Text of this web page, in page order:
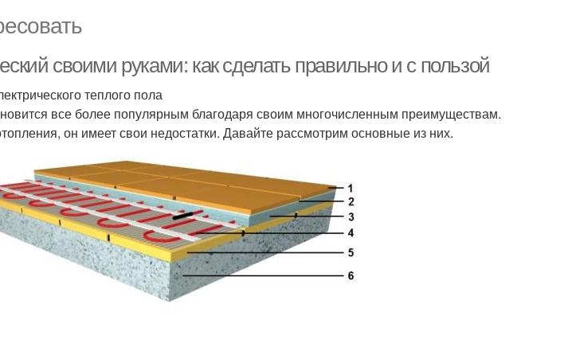
своими руками: как сделать правильно и с пользой
теплого пола
все более популярным благодаря своим многочисленным преимуществам.
он имеет свои недостатки. Давайте рассмотрим основные из них.